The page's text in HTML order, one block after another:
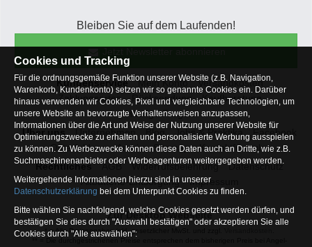
Bleiben Sie auf dem Laufenden!
Kundenservice Mein Konto
Versandkosten
Zahlungsarten
Rücksendung
Kaufberatung
Häufige Fragen
Über uns
Unternehmen Blog Jobs & Praktika
Facebook
Osterfeldsee
Archiv Sitemap
Kontaktformular
Rechtliches
AGB Widerrufsbelehrung
Datenschutz
Altbatterie-Entsorgung
Impressum
Zur Desktop Webseite
* = Alle Preisangaben inkl. gesetzlicher MwSt. und zzgl.
Cookies und Tracking
Für die ordnungsgemäße Funktion unserer Website (z.B. Navigation,
Warenkorb, Kundenkonto) setzen wir so genannte Cookies ein. Darüber
hinaus verwenden wir Cookies, Pixel und vergleichbare Technologien, um
unsere Website an bevorzugte Verhaltensweisen anzupassen,
Informationen über die Art und Weise der Nutzung unserer Website für
Optimierungszwecke zu erhalten und personalisierte Werbung ausspielen
zu können. Zu Werbezwecke können diese Daten auch an Dritte, wie z.B.
Suchmaschinenanbieter oder Werbeagenturen weitergegeben werden.
Weitergehende Informationen hierzu sind in unserer
Datenschutzerklärung bei dem Unterpunkt Cookies zu finden.
Bitte wählen Sie nachfolgend, welche Cookies gesetzt werden dürfen, und
bestätigen Sie dies durch "Auswahl bestätigen" oder akzeptieren Sie alle
Cookies durch "Alle auswählen":